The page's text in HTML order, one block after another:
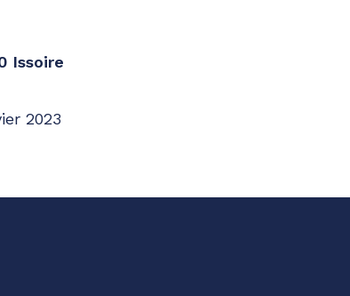
Issoire
2023